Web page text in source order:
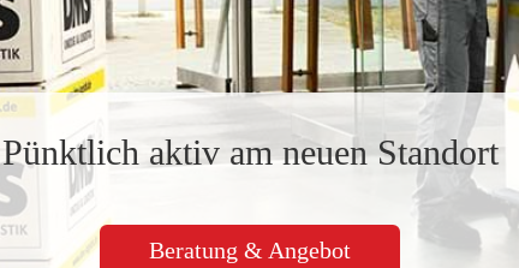
Pünktlich aktiv am neuen Standort
Beratung & Angebot